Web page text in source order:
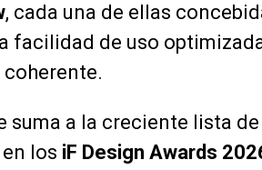
, cada una de ellas
facilidad de uso
suma a la creciente lista de
los iF Design Awards